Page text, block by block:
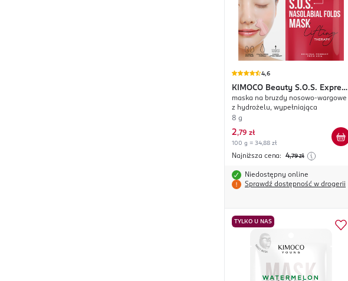
4,6
KIMOCO Beauty S.O.S. Express
Lifting Therapy
maska na bruzdy nosowo-wargowe
z hydrożelu, wypełniająca
8 g
2,79 zł
100 g = 34,88 zł
Najniższa cena: 4,79 zł
Niedostępny online
Sprawdź dostępność w drogerii
TYLKO U NAS